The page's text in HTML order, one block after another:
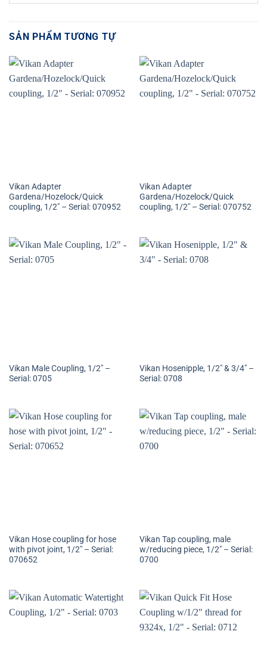
SẢN PHẨM TƯƠNG TỰ
Vikan Adapter
Gardena/Hozelock/Quick
coupling, 1/2″ – Serial: 070952
Vikan Adapter
Gardena/Hozelock/Quick
coupling, 1/2″ – Serial: 070752
Vikan Male Coupling, 1/2″ –
Serial: 0705
Vikan Hosenipple, 1/2″ & 3/4″ –
Serial: 0708
Vikan Hose coupling for hose
with pivot joint, 1/2″ – Serial:
070652
Vikan Tap coupling, male
w/reducing piece, 1/2″ – Serial:
0700